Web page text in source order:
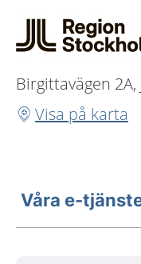
Birgittavägen 2A,
Visa på karta
Våra e-